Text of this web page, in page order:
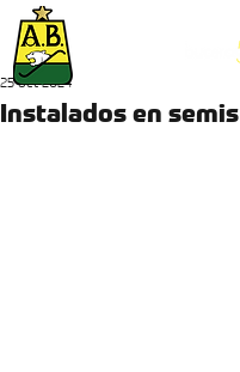
Instalados en semis
25 oct 2024